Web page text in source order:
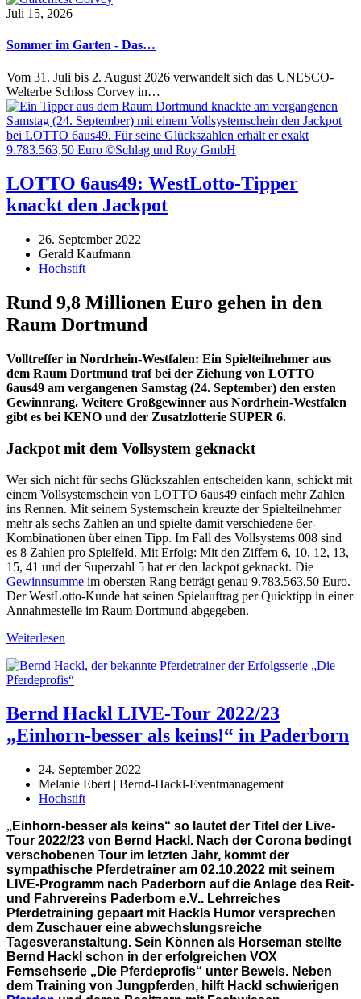
Juli 15, 2026
Sommer im Garten - Das…
Vom 31. Juli bis 2. August 2026 verwandelt sich das UNESCO-
Welterbe Schloss Corvey in…
LOTTO 6aus49: WestLotto-Tipper
knackt den Jackpot
26. September 2022
Gerald Kaufmann
Hochstift
Rund 9,8 Millionen Euro gehen in den
Raum Dortmund
Volltreffer in Nordrhein-Westfalen: Ein Spielteilnehmer aus
dem Raum Dortmund traf bei der Ziehung von LOTTO
6aus49 am vergangenen Samstag (24. September) den ersten
Gewinnrang. Weitere Großgewinner aus Nordrhein-Westfalen
gibt es bei KENO und der Zusatzlotterie SUPER 6.
Jackpot mit dem Vollsystem geknackt
Wer sich nicht für sechs Glückszahlen entscheiden kann, schickt mit
einem Vollsystemschein von LOTTO 6aus49 einfach mehr Zahlen
ins Rennen. Mit seinem Systemschein kreuzte der Spielteilnehmer
mehr als sechs Zahlen an und spielte damit verschiedene 6er-
Kombinationen über einen Tipp. Im Fall des Vollsystems 008 sind
es 8 Zahlen pro Spielfeld. Mit Erfolg: Mit den Ziffern 6, 10, 12, 13,
15, 41 und der Superzahl 5 hat er den Jackpot geknackt. Die
Gewinnsumme im obersten Rang beträgt genau 9.783.563,50 Euro.
Der WestLotto-Kunde hat seinen Spielauftrag per Quicktipp in einer
Annahmestelle im Raum Dortmund abgegeben.
Weiterlesen
Bernd Hackl LIVE-Tour 2022/23
„Einhorn-besser als keins!“ in Paderborn
24. September 2022
Melanie Ebert | Bernd-Hackl-Eventmanagement
Hochstift
„Einhorn-besser als keins“ so lautet der Titel der Live-
Tour 2022/23 von Bernd Hackl. Nach der Corona bedingt
verschobenen Tour im letzten Jahr, kommt der
sympathische Pferdetrainer am 02.10.2022 mit seinem
LIVE-Programm nach Paderborn auf die Anlage des Reit-
und Fahrvereins Paderborn e.V.. Lehrreiches
Pferdetraining gepaart mit Hackls Humor versprechen
dem Zuschauer eine abwechslungsreiche
Tagesveranstaltung. Sein Können als Horseman stellte
Bernd Hackl schon in der erfolgreichen VOX
Fernsehserie „Die Pferdeprofis“ unter Beweis. Neben
dem Training von Jungpferden, hilft Hackl schwierigen